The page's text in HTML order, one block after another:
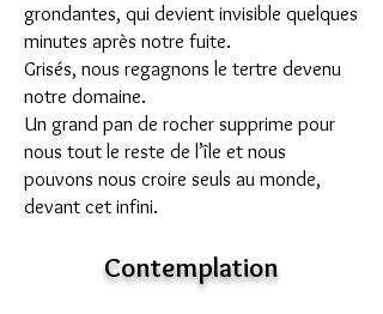
grondantes, qui devient invisible quelques
minutes après notre fuite.
Grisés, nous regagnons le tertre devenu
notre domaine.
Un grand pan de rocher supprime pour
nous tout le reste de l’île et nous
pouvons nous croire seuls au monde,
devant cet infini.
Contemplation